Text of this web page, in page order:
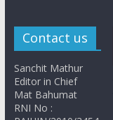
Contact us
Sanchit Mathur
Editor in Chief
Mat Bahumat
RNI No :